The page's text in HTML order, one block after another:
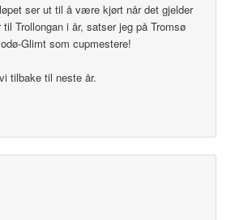
ser ut til å være kjørt når det gjelder
til Trollongan i år, satser jeg på Tromsø
Glimt som cupmestere!
tilbake til neste år.